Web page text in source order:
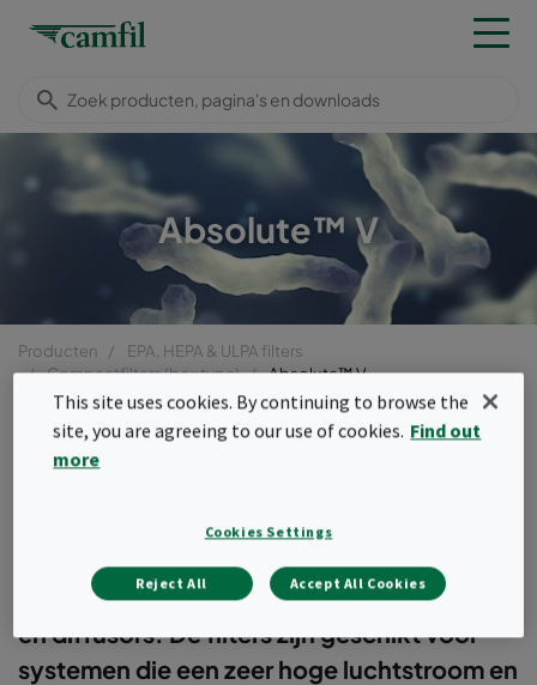
Absolute™ V
Producten
EPA, HEPA & ULPA filters
Compactfilters (box type)
Absolute™ V
Menu
Absolute™ V
Absolute™ V-vormige luchtfilters zorgen
voor extra high-efficiency voor eindfiltratie
in airconditioningsystemen, behuizingen
en diffusors. De filters zijn geschikt voor
systemen die een zeer hoge luchtstroom en
This site uses cookies. By continuing to browse the
site, you are agreeing to our use of cookies. Find out
more
Cookies Settings
Reject All Accept All Cookies